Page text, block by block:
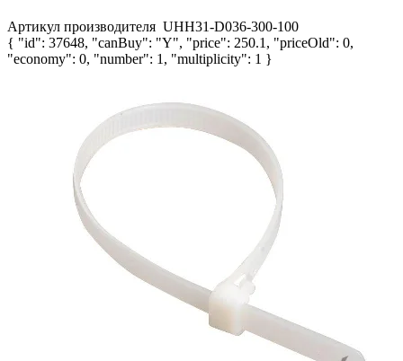
Артикул производителя UHH31-D036-300-100
{ "id": 37648, "canBuy": "Y", "price": 250.1, "priceOld": 0,
"economy": 0, "number": 1, "multiplicity": 1 }